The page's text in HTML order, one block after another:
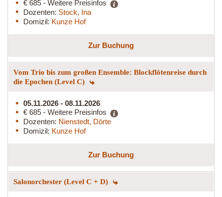
€ 685 - Weitere Preisinfos
Dozenten: Stock, Ina
Domizil: Kunze Hof
Zur Buchung
Vom Trio bis zum großen Ensemble: Blockflötenreise durch
die Epochen (Level C)
05.11.2026 - 08.11.2026
€ 685 - Weitere Preisinfos
Dozenten: Nienstedt, Dörte
Domizil: Kunze Hof
Zur Buchung
Salonorchester (Level C + D)